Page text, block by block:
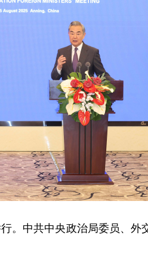
中共中央政治局委员、外